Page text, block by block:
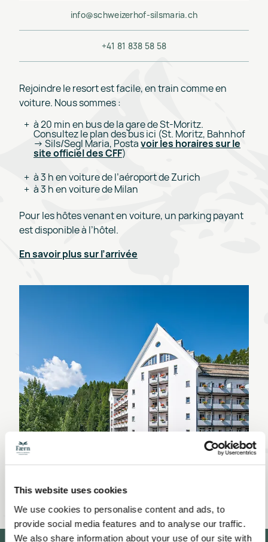
This website uses cookies
We use cookies to personalise content and ads, to
provide social media features and to analyse our traffic.
We also share information about your use of our site with
info@schweizerhof-silsmaria.ch
+41 81 838 58 58
Rejoindre le resort est facile, en train comme en
voiture. Nous sommes :
à 20 min en bus de la gare de St-Moritz.
Consultez le plan des bus ici (St. Moritz, Bahnhof
-> Sils/Segl Maria, Postavoir les horaires sur le
site officiel des CFF)
à 3 h en voiture de l’aéroport de Zurich
à 3 h en voiture de Milan
Pour les hôtes venant en voiture, un parking payant
est disponible à l’hôtel.
En savoir plus sur l’arrivée